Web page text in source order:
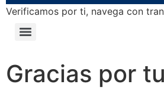
Verificamos por ti, navega con
Gracias por